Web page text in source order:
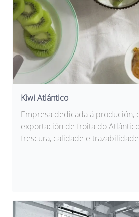
Kiwi Atlántico
Empresa dedicada á produción,
exportación de froita do
frescura, calidade e